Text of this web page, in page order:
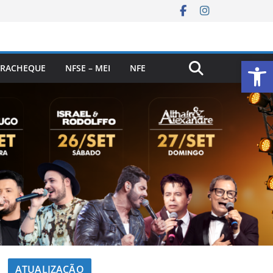
NFSE – MEI NFE
ATUALIZAÇÃO